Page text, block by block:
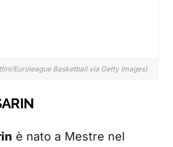
Euroleague Basketball via Getty Images)
è nato a Mestre nel